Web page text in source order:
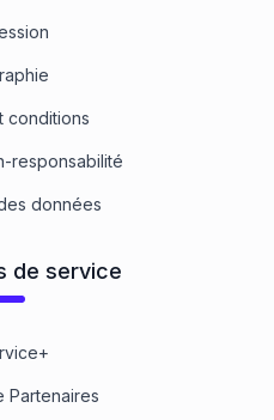
conditions
responsabilité
données
de service
Partenaires